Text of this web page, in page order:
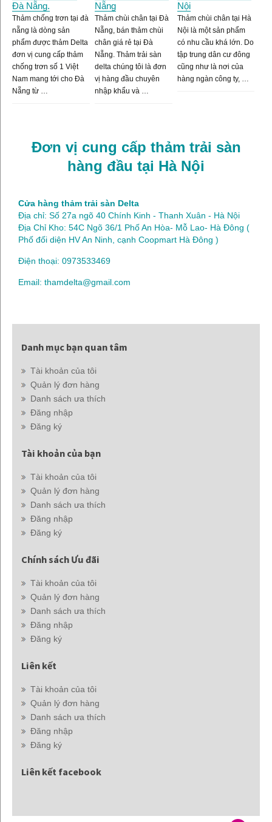
Đà Nẵng.
Thảm chống trơn tại đà
nẵng là dòng sản
phẩm được thảm Delta
đơn vị cung cấp thảm
chống trơn số 1 Việt
Nam mang tới cho Đà
Nẵng từ …
Nẵng
Thảm chùi chân tại Đà
Nẵng, bán thảm chùi
chân giá rẻ tại Đà
Nẵng. Thảm trải sàn
delta chúng tôi là đơn
vị hàng đầu chuyên
nhập khẩu và …
Nội
Thảm chùi chân tại Hà
Nội là một sản phẩm
có nhu cầu khá lớn. Do
tập trung dân cư đông
cũng như là nơi của
hàng ngàn công ty, …
Đơn vị cung cấp thảm trải sàn
hàng đầu tại Hà Nội
Cửa hàng thảm trải sàn Delta
Địa chỉ: Số 27a ngõ 40 Chính Kinh - Thanh Xuân - Hà Nội
Địa Chỉ Kho: 54C Ngõ 36/1 Phố An Hòa- Mỗ Lao- Hà Đông (
Phố đối diện HV An Ninh, cạnh Coopmart Hà Đông )
Điện thoại: 0973533469
Email: thamdelta@gmail.com
Danh mục bạn quan tâm
Tài khoản của tôi
Quản lý đơn hàng
Danh sách ưa thích
Đăng nhập
Đăng ký
Tài khoản của bạn
Tài khoản của tôi
Quản lý đơn hàng
Danh sách ưa thích
Đăng nhập
Đăng ký
Chính sách Ưu đãi
Tài khoản của tôi
Quản lý đơn hàng
Danh sách ưa thích
Đăng nhập
Đăng ký
Liên kết
Tài khoản của tôi
Quản lý đơn hàng
Danh sách ưa thích
Đăng nhập
Đăng ký
Liên kết facebook